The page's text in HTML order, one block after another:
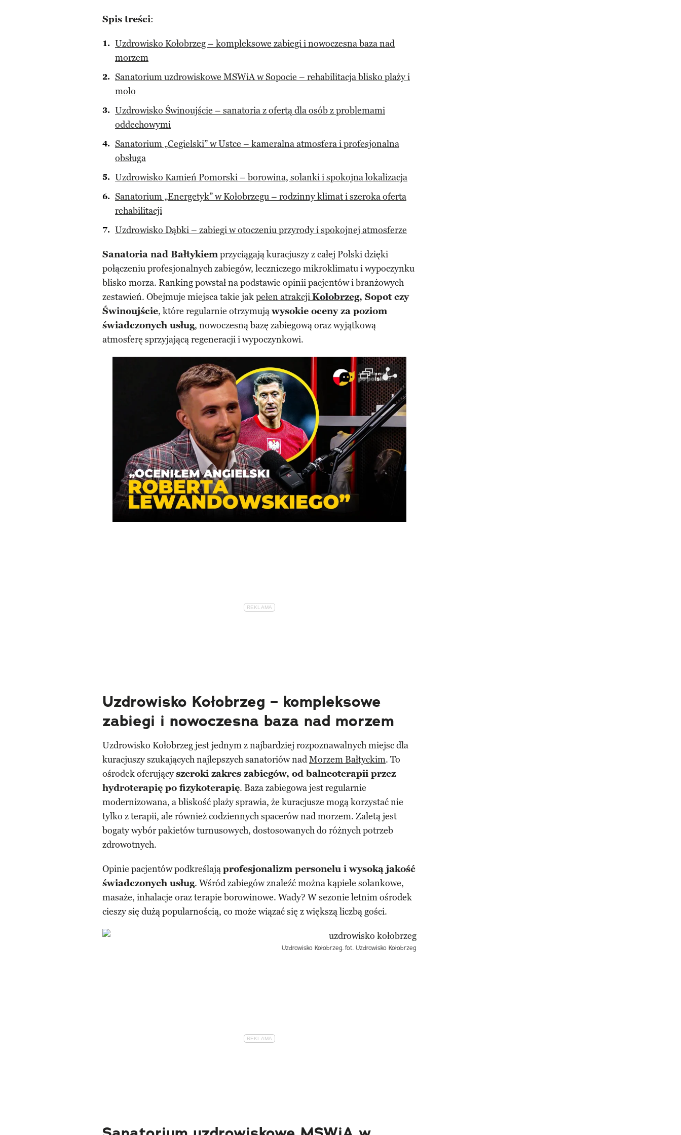
Spis treści:
Uzdrowisko Kołobrzeg – kompleksowe zabiegi i nowoczesna baza nad
morzem
Sanatorium uzdrowiskowe MSWiA w Sopocie – rehabilitacja blisko plaży i
molo
Uzdrowisko Świnoujście – sanatoria z ofertą dla osób z problemami
oddechowymi
Sanatorium „Cegielski” w Ustce – kameralna atmosfera i profesjonalna
obsługa
Uzdrowisko Kamień Pomorski – borowina, solanki i spokojna lokalizacja
Sanatorium „Energetyk” w Kołobrzegu – rodzinny klimat i szeroka oferta
rehabilitacji
Uzdrowisko Dąbki – zabiegi w otoczeniu przyrody i spokojnej atmosferze
Sanatoria nad Bałtykiemprzyciągają kuracjuszy z całej Polski dzięki
połączeniu profesjonalnych zabiegów, leczniczego mikroklimatu i wypoczynku
blisko morza. Ranking powstał na podstawie opinii pacjentów i branżowych
zestawień. Obejmuje miejsca takie jakpełen atrakcjiKołobrzeg, Sopot czy
Świnoujście, które regularnie otrzymująwysokie oceny za poziom
świadczonych usług, nowoczesną bazę zabiegową oraz wyjątkową
atmosferę sprzyjającą regeneracji i wypoczynkowi.
Uzdrowisko Kołobrzeg – kompleksowe
zabiegi i nowoczesna baza nad morzem
Uzdrowisko Kołobrzeg jest jednym z najbardziej rozpoznawalnych miejsc dla
kuracjuszy szukających najlepszych sanatoriów nadMorzem Bałtyckim. To
ośrodek oferującyszeroki zakres zabiegów, od balneoterapii przez
hydroterapię po fizykoterapię. Baza zabiegowa jest regularnie
modernizowana, a bliskość plaży sprawia, że kuracjusze mogą korzystać nie
tylko z terapii, ale również codziennych spacerów nad morzem. Zaletą jest
bogaty wybór pakietów turnusowych, dostosowanych do różnych potrzeb
zdrowotnych.
Opinie pacjentów podkreślająprofesjonalizm personelu i wysoką jakość
świadczonych usług. Wśród zabiegów znaleźć można kąpiele solankowe,
masaże, inhalacje oraz terapie borowinowe. Wady? W sezonie letnim ośrodek
cieszy się dużą popularnością, co może wiązać się z większą liczbą gości.
Uzdrowisko Kołobrzeg. fot. Uzdrowisko Kołobrzeg